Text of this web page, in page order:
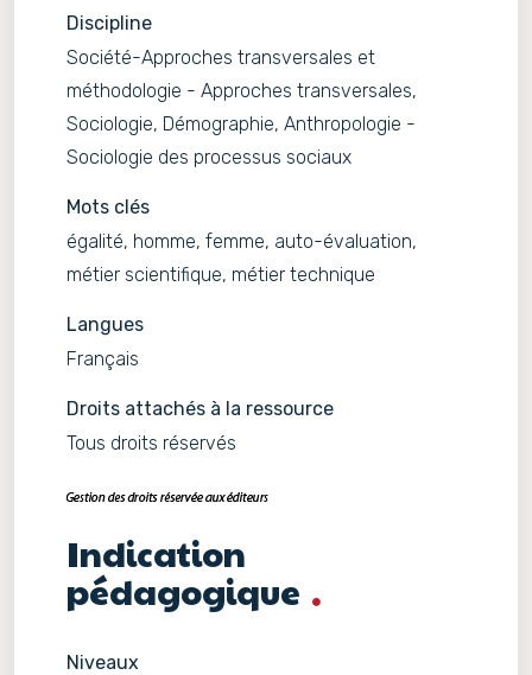
Discipline
Société-Approches transversales et
méthodologie - Approches transversales,
Sociologie, Démographie, Anthropologie -
Sociologie des processus sociaux
Mots clés
égalité, homme, femme, auto-évaluation,
métier scientifique, métier technique
Langues
Français
Droits attachés à la ressource
Tous droits réservés
Indication
pédagogique
Niveaux